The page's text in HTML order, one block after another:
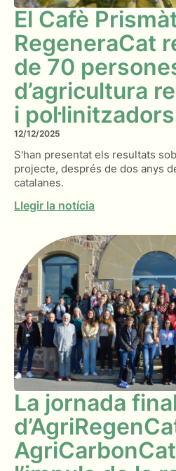
El Cafè
RegeneraCat
de 70
d’agricultura
i pol·linitzadors
12/12/2025
S'han presentat els resultats
projecte, després de dos anys
catalanes.
Llegir la notícia
La jornada